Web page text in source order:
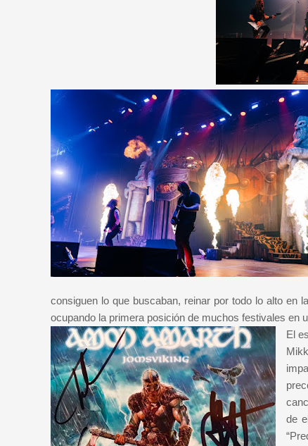
consiguen lo que buscaban, reinar por todo lo alto en
ocupando la primera posición de muchos festivales en
El
de